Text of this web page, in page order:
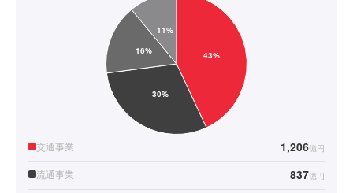
交通事業 1,206億円
流通事業 837億円